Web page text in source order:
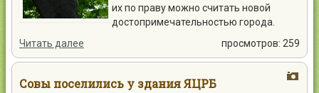
их по праву можно считать новой
достопримечательностью города.
Читать далее
просмотров: 259
Совы поселились у здания ЯЦРБ